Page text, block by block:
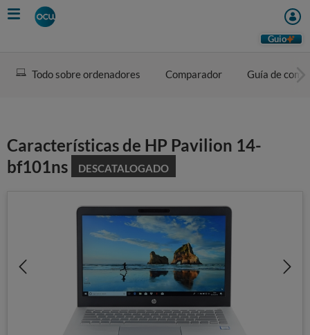
Skip
to
Guio
Todo sobre ordenadores Comparador Guía de
Características de HP Pavilion 14-
bf101ns
DESCATALOGADO